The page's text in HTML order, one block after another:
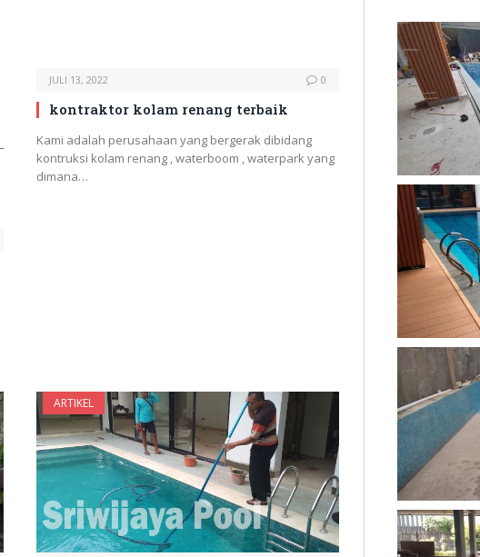
JULI 13, 2022 0
kontraktor kolam renang terbaik
Kami adalah perusahaan yang bergerak dibidang
kontruksi kolam renang , waterboom , waterpark yang
dimana…
ARTIKEL